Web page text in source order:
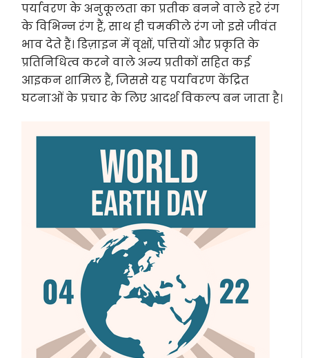
पर्यावरण के अनुकूलता का प्रतीक बनने वाले हरे रंग
के विभिन्न रंग हैं, साथ ही चमकीले रंग जो इसे जीवंत
भाव देते हैं। डिज़ाइन में वृक्षों, पत्तियों और प्रकृति के
प्रतिनिधित्व करने वाले अन्य प्रतीकों सहित कई
आइकन शामिल हैं, जिससे यह पर्यावरण केंद्रित
घटनाओं के प्रचार के लिए आदर्श विकल्प बन जाता है।